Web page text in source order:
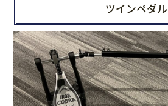
ツインペダル